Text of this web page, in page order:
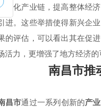
优化产业链，提高整体经
进。这些举措使得新兴企
的评估，可以看出其在促
活力，更增强了地方经济的
南昌市推
昌市通过一系列创新的产